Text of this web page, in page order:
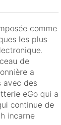
comme
les plus
de
a
avec des
eGo qui a
continue de
incarne